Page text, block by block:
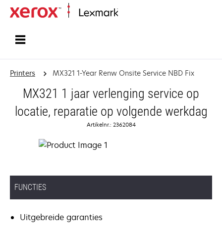
Printers MX321 1-Year Renw Onsite Service NBD Fix
MX321 1 jaar verlenging service op
locatie, reparatie op volgende werkdag
Artikelnr.: 2362084
FUNCTIES
Uitgebreide garanties